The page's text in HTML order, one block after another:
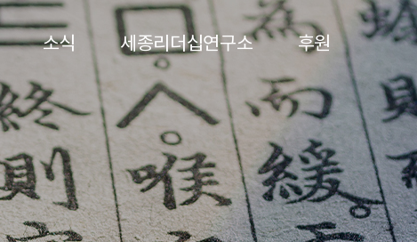
소식 세종리더십연구소 후원